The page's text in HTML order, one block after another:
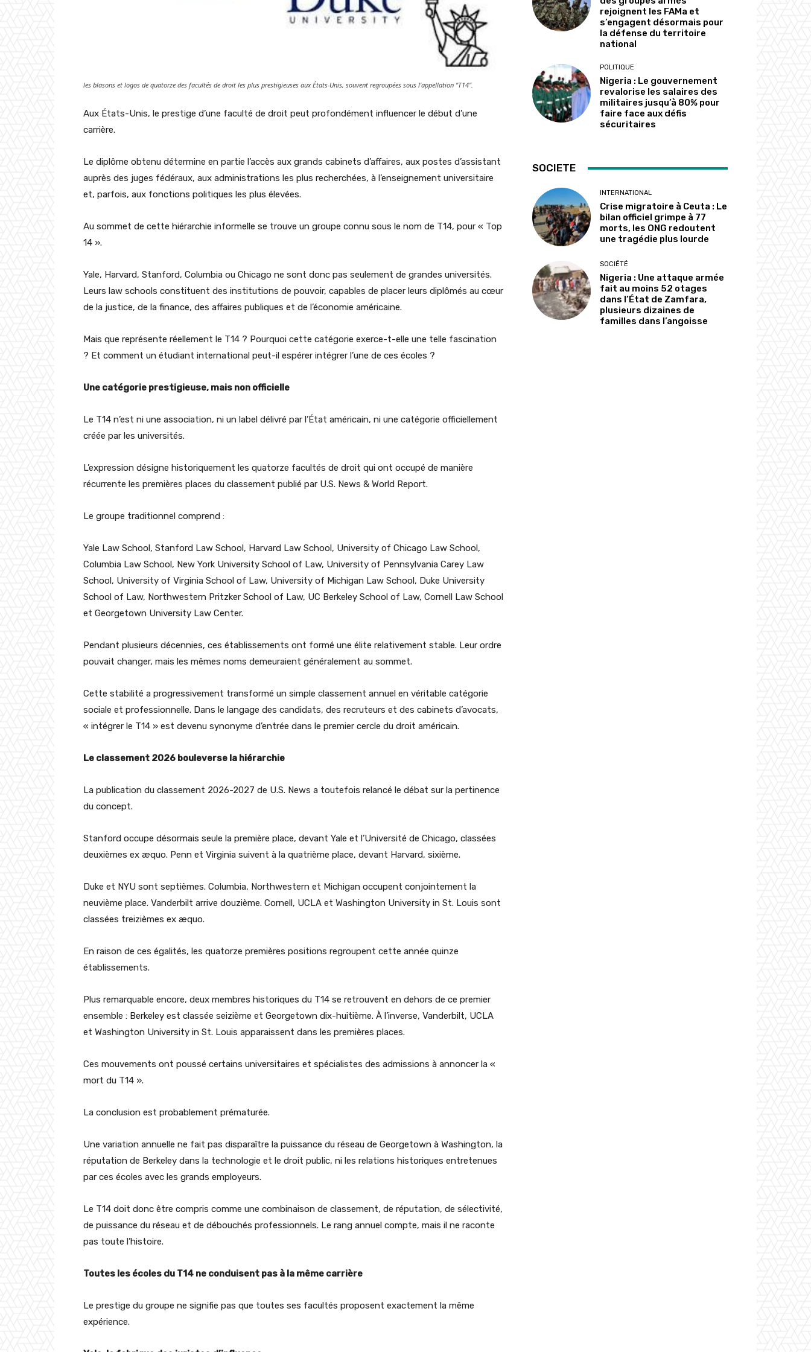
les blasons et logos de quatorze des facultés de droit les plus prestigieuses aux États-Unis, souvent regroupées sous l'appellation "T14".
Aux États-Unis, le prestige d’une faculté de droit peut profondément influencer le début d’une
carrière.
Le diplôme obtenu détermine en partie l’accès aux grands cabinets d’affaires, aux postes d’assistant
auprès des juges fédéraux, aux administrations les plus recherchées, à l’enseignement universitaire
et, parfois, aux fonctions politiques les plus élevées.
Au sommet de cette hiérarchie informelle se trouve un groupe connu sous le nom de T14, pour « Top
14 ».
Yale, Harvard, Stanford, Columbia ou Chicago ne sont donc pas seulement de grandes universités.
Leurs law schools constituent des institutions de pouvoir, capables de placer leurs diplômés au cœur
de la justice, de la finance, des affaires publiques et de l’économie américaine.
Mais que représente réellement le T14 ? Pourquoi cette catégorie exerce-t-elle une telle fascination
? Et comment un étudiant international peut-il espérer intégrer l’une de ces écoles ?
Une catégorie prestigieuse, mais non officielle
Le T14 n’est ni une association, ni un label délivré par l’État américain, ni une catégorie officiellement
créée par les universités.
L’expression désigne historiquement les quatorze facultés de droit qui ont occupé de manière
récurrente les premières places du classement publié par U.S. News & World Report.
Le groupe traditionnel comprend :
Yale Law School, Stanford Law School, Harvard Law School, University of Chicago Law School,
Columbia Law School, New York University School of Law, University of Pennsylvania Carey Law
School, University of Virginia School of Law, University of Michigan Law School, Duke University
School of Law, Northwestern Pritzker School of Law, UC Berkeley School of Law, Cornell Law School
et Georgetown University Law Center.
Pendant plusieurs décennies, ces établissements ont formé une élite relativement stable. Leur ordre
pouvait changer, mais les mêmes noms demeuraient généralement au sommet.
Cette stabilité a progressivement transformé un simple classement annuel en véritable catégorie
sociale et professionnelle. Dans le langage des candidats, des recruteurs et des cabinets d’avocats,
« intégrer le T14 » est devenu synonyme d’entrée dans le premier cercle du droit américain.
Le classement 2026 bouleverse la hiérarchie
La publication du classement 2026-2027 de U.S. News a toutefois relancé le débat sur la pertinence
du concept.
Stanford occupe désormais seule la première place, devant Yale et l’Université de Chicago, classées
deuxièmes ex æquo. Penn et Virginia suivent à la quatrième place, devant Harvard, sixième.
Duke et NYU sont septièmes. Columbia, Northwestern et Michigan occupent conjointement la
neuvième place. Vanderbilt arrive douzième. Cornell, UCLA et Washington University in St. Louis sont
classées treizièmes ex æquo.
En raison de ces égalités, les quatorze premières positions regroupent cette année quinze
établissements.
Plus remarquable encore, deux membres historiques du T14 se retrouvent en dehors de ce premier
ensemble : Berkeley est classée seizième et Georgetown dix-huitième. À l’inverse, Vanderbilt, UCLA
et Washington University in St. Louis apparaissent dans les premières places.
Ces mouvements ont poussé certains universitaires et spécialistes des admissions à annoncer la «
mort du T14 ».
La conclusion est probablement prématurée.
Une variation annuelle ne fait pas disparaître la puissance du réseau de Georgetown à Washington, la
réputation de Berkeley dans la technologie et le droit public, ni les relations historiques entretenues
par ces écoles avec les grands employeurs.
Le T14 doit donc être compris comme une combinaison de classement, de réputation, de sélectivité,
de puissance du réseau et de débouchés professionnels. Le rang annuel compte, mais il ne raconte
pas toute l’histoire.
Toutes les écoles du T14 ne conduisent pas à la même carrière
Le prestige du groupe ne signifie pas que toutes ses facultés proposent exactement la même
expérience.
rejoignent les FAMa et
s’engagent désormais pour
la défense du territoire
national
POLITIQUE
Nigeria : Le gouvernement
revalorise les salaires des
militaires jusqu’à 80% pour
faire face aux défis
sécuritaires
SOCIETE
INTERNATIONAL
Crise migratoire à Ceuta : Le
bilan officiel grimpe à 77
morts, les ONG redoutent
une tragédie plus lourde
SOCIÉTÉ
Nigeria : Une attaque armée
fait au moins 52 otages
dans l’État de Zamfara,
plusieurs dizaines de
familles dans l’angoisse